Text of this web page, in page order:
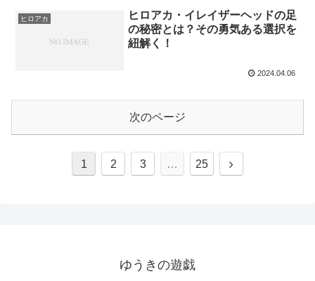
ヒロアカ
ヒロアカ・イレイザーヘッドの足
の秘密とは？その勇気ある選択を
紐解く！
2024.04.06
次のページ
1 2 3 … 25
ゆうきの遊戯